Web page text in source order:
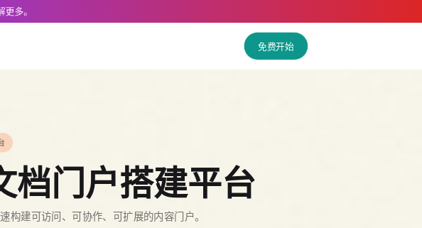
更多。
免费开始
档门户搭建平台
构建可访问、可协作、可扩展的内容门户。